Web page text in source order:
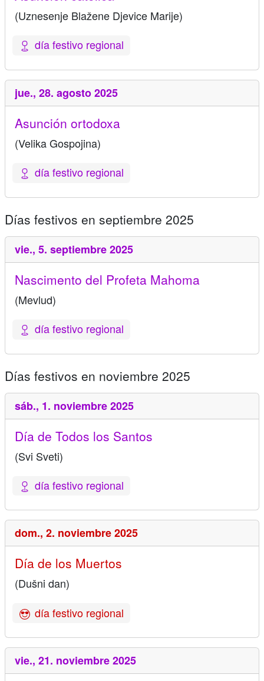
(Uznesenje Blažene Djevice Marije)
día festivo regional
jue., 28. agosto 2025
Asunción ortodoxa
(Velika Gospojina)
día festivo regional
Días festivos en septiembre 2025
vie., 5. septiembre 2025
Nascimento del Profeta Mahoma
(Mevlud)
día festivo regional
Días festivos en noviembre 2025
sáb., 1. noviembre 2025
Día de Todos los Santos
(Svi Sveti)
día festivo regional
dom., 2. noviembre 2025
Día de los Muertos
(Dušni dan)
día festivo regional
vie., 21. noviembre 2025